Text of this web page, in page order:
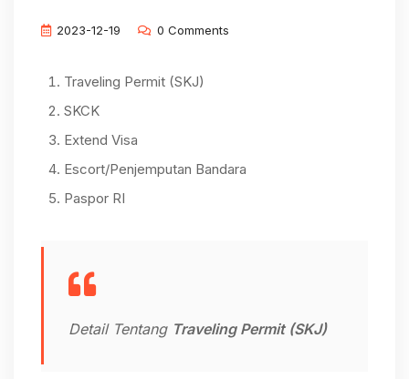
2023-12-19 0 Comments
Traveling Permit (SKJ)
SKCK
Extend Visa
Escort/Penjemputan Bandara
Paspor RI
Detail Tentang Traveling Permit (SKJ)